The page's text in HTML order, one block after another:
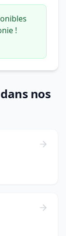
!
nos